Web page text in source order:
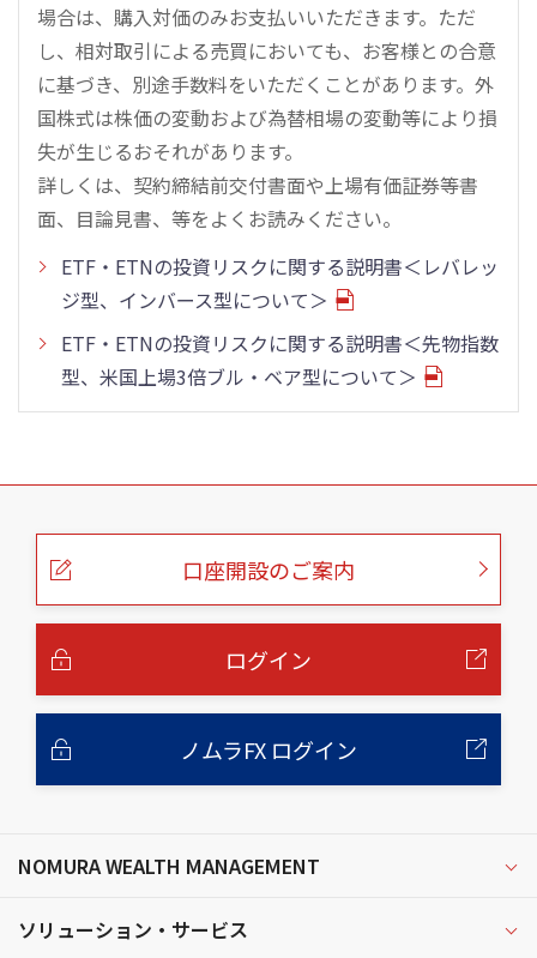
場合は、購入対価のみお支払いいただきます。ただ
し、相対取引による売買においても、お客様との合意
に基づき、別途手数料をいただくことがあります。外
国株式は株価の変動および為替相場の変動等により損
失が生じるおそれがあります。
詳しくは、契約締結前交付書面や上場有価証券等書
面、目論見書、等をよくお読みください。
ETF・ETNの投資リスクに関する説明書＜レバレッ
ジ型、インバース型について＞
ETF・ETNの投資リスクに関する説明書＜先物指数
型、米国上場3倍ブル・ベア型について＞
こ
口座開設のご案内
ログイン
ノムラFX ログイン
NOMURA WEALTH MANAGEMENT
ソリューション・サービス